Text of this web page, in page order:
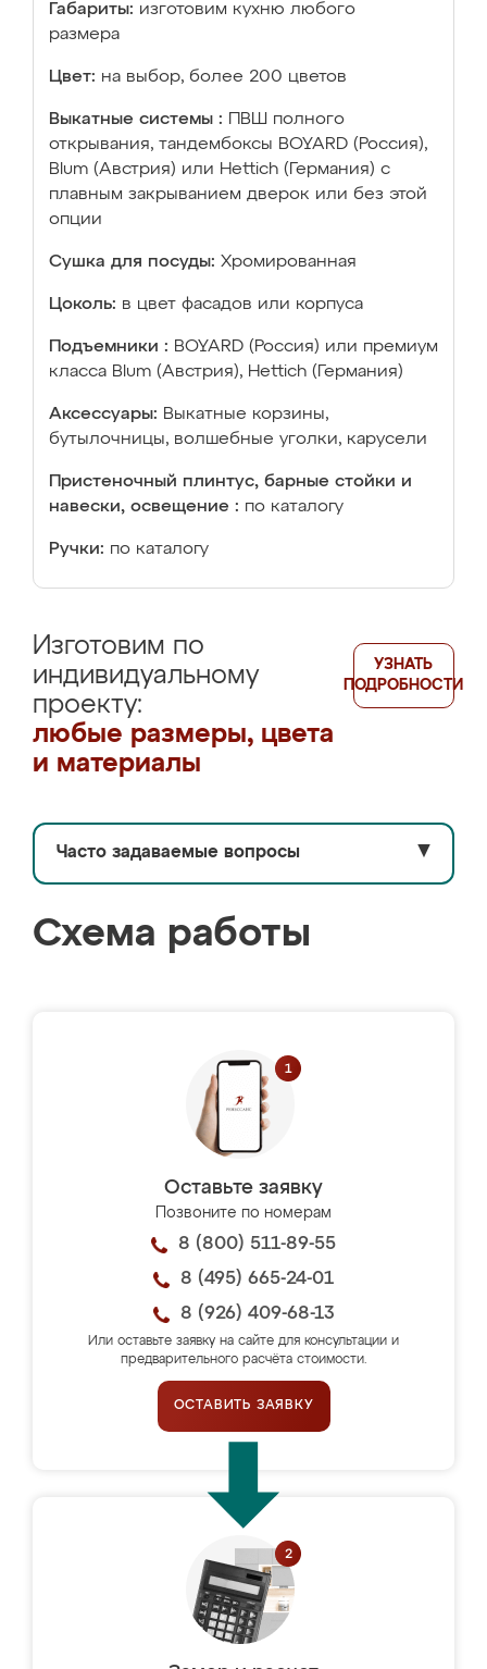
Габариты: изготовим кухню любого
размера
Цвет: на выбор, более 200 цветов
Выкатные системы :
ПВШ полного
открывания, тандембоксы BOYARD (Россия),
Blum (Австрия) или Hettich (Германия) с
плавным закрыванием дверок или без этой
опции
Сушка для посуды: Хромированная
Цоколь: в цвет фасадов или корпуса
Подъемники : BOYARD (Россия) или премиум
класса Blum (Австрия), Hettich (Германия)
Аксессуары: Выкатные корзины,
бутылочницы, волшебные уголки, карусели
Пристеночный плинтус, барные стойки и
навески, освещение : по каталогу
Ручки: по каталогу
Изготовим по
индивидуальному
проекту:
любые размеры, цвета
и материалы
УЗНАТЬ
ПОДРОБНОСТИ
Часто задаваемые вопросы ▼
Схема работы
Оставьте заявку
Позвоните по номерам
8 (800) 511-89-55
8 (495) 665-24-01
8 (926) 409-68-13
Или оставьте заявку на сайте для консультации и
предварительного расчёта стоимости.
ОСТАВИТЬ ЗАЯВКУ